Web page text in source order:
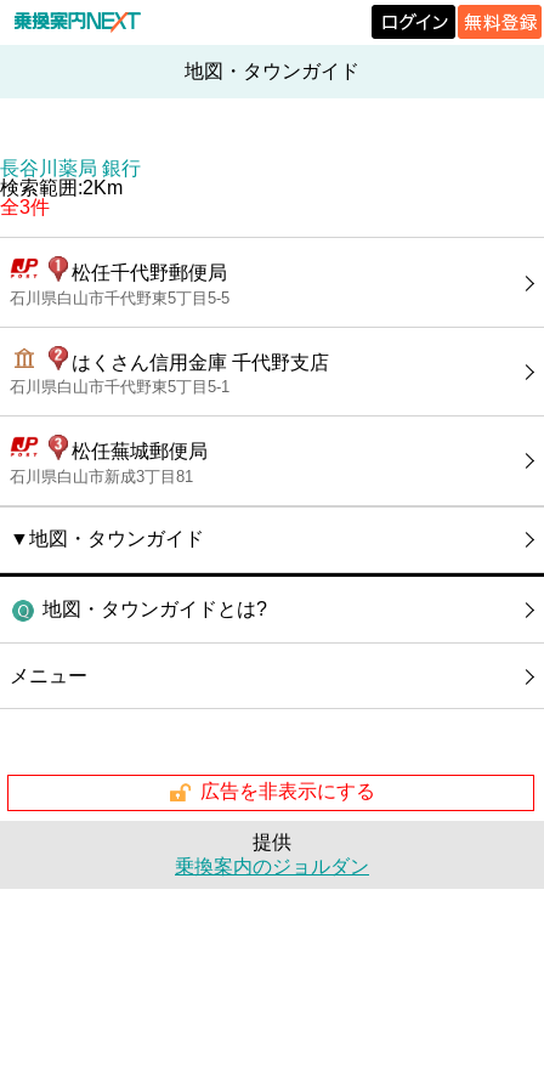
地図・タウンガイド
長谷川薬局 銀行
検索範囲:2Km
全3件
松任千代野郵便局
石川県白山市千代野東5丁目5-5
はくさん信用金庫 千代野支店
石川県白山市千代野東5丁目5-1
松任蕪城郵便局
石川県白山市新成3丁目81
▼地図・タウンガイド
地図・タウンガイドとは?
メニュー
広告を非表示にする
提供
乗換案内のジョルダン